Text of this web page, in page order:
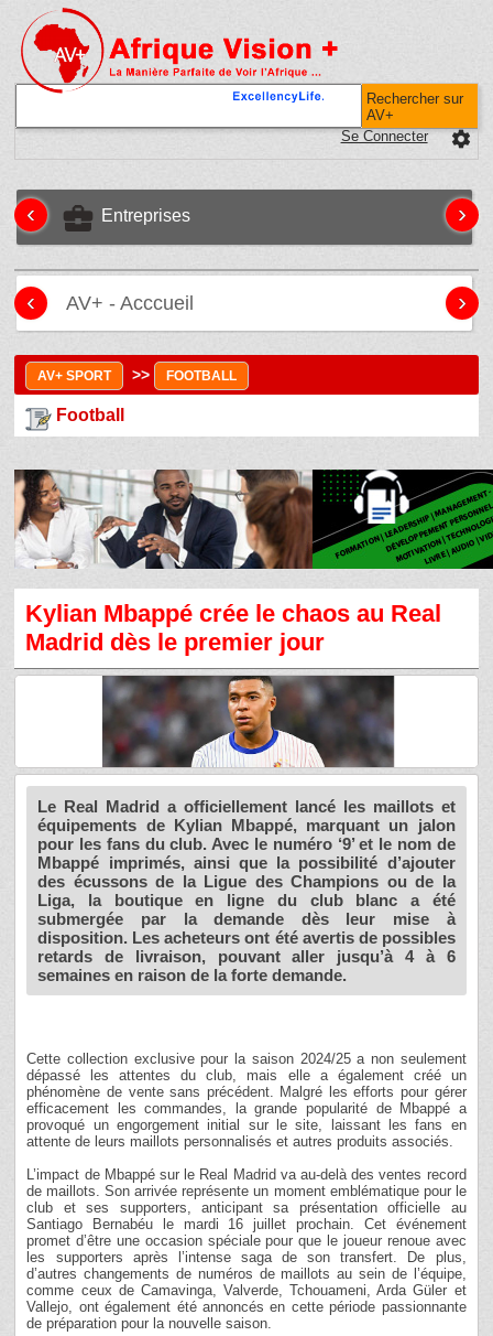
Rechercher sur
AV+
settings
Se Connecter
business_center Entreprises
‹ ›
AV+ - Acccueil
‹ ›
AV+ SPORT >> FOOTBALL
Football
Kylian Mbappé crée le chaos au Real
Madrid dès le premier jour
Le Real Madrid a officiellement lancé les maillots et
équipements de Kylian Mbappé, marquant un jalon
pour les fans du club. Avec le numéro ‘9’ et le nom de
Mbappé imprimés, ainsi que la possibilité d’ajouter
des écussons de la Ligue des Champions ou de la
Liga, la boutique en ligne du club blanc a été
submergée par la demande dès leur mise à
disposition. Les acheteurs ont été avertis de possibles
retards de livraison, pouvant aller jusqu’à 4 à 6
semaines en raison de la forte demande.
Cette collection exclusive pour la saison 2024/25 a non seulement
dépassé les attentes du club, mais elle a également créé un
phénomène de vente sans précédent. Malgré les efforts pour gérer
efficacement les commandes, la grande popularité de Mbappé a
provoqué un engorgement initial sur le site, laissant les fans en
attente de leurs maillots personnalisés et autres produits associés.
L’impact de Mbappé sur le Real Madrid va au-delà des ventes record
de maillots. Son arrivée représente un moment emblématique pour le
club et ses supporters, anticipant sa présentation officielle au
Santiago Bernabéu le mardi 16 juillet prochain. Cet événement
promet d’être une occasion spéciale pour que le joueur renoue avec
les supporters après l’intense saga de son transfert. De plus,
d’autres changements de numéros de maillots au sein de l’équipe,
comme ceux de Camavinga, Valverde, Tchouameni, Arda Güler et
Vallejo, ont également été annoncés en cette période passionnante
de préparation pour la nouvelle saison.